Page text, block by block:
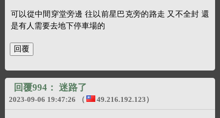
可以從中間穿堂旁邊 往以前星巴克旁的路走 又不全封 還
是有人需要去地下停車場的
回覆994： 迷路了
2023-09-06 19:47:26 （ 49.216.192.123）